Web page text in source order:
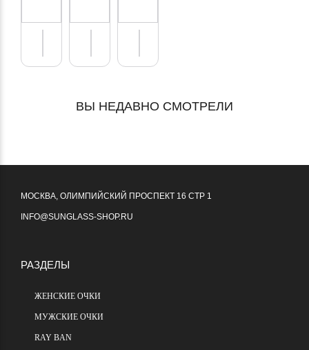
ВЫ НЕДАВНО СМОТРЕЛИ
МОСКВА, ОЛИМПИЙСКИЙ ПРОСПЕКТ 16 СТР 1
INFO@SUNGLASS-SHOP.RU
РАЗДЕЛЫ
ЖЕНСКИЕ ОЧКИ
МУЖСКИЕ ОЧКИ
RAY BAN